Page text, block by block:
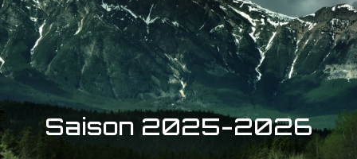
Saison 2025-2026